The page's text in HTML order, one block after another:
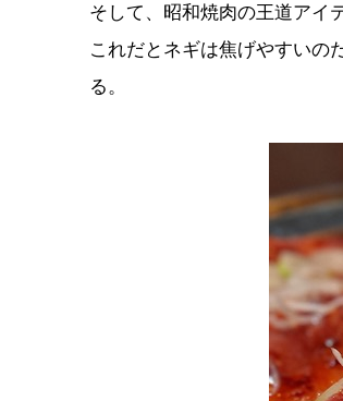
そして、昭和焼肉の王道アイ
これだとネギは焦げやすいの
る。